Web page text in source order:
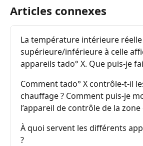
Articles connexes
La température intérieure
supérieure/inférieure à celle
appareils tado° X. Que puis-je
Comment tado° X contrôle-t-il
chauffage ? Comment puis-je
l’appareil de contrôle de la zone
À quoi servent les différents
?